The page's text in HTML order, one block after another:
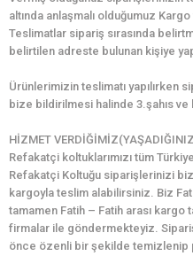
altında anlaşmalı olduğumuz
Teslimatlar sipariş sırasında
belirtilen adreste bulunan kişiye
Ürünlerimizin teslimatı yapılırken
bize bildirilmesi halinde 3.şahıs
HİZMET
Refakatçi koltuklarımızı tüm
Refakatçi Koltuğu siparişlerinizi
kargoyla teslim alabilirsiniz. Biz
tamamen Fatih – Fatih arası kargo
firmalar ile göndermekteyiz.
önce özenli bir şekilde